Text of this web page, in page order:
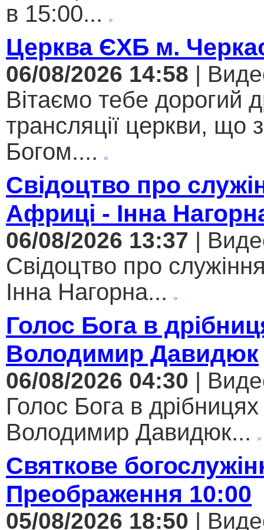
в 15:00...
Церква ЄХБ м.
06/08/2026 14:58 |
Вітаємо тебе дорогий
трансляції церкви, що
Богом....
Свідоцтво про
Африці - Інна
06/08/2026 13:37 |
Свідоцтво про
Інна Нагорна...
Голос Бога в
Володимир Давидюк
06/08/2026 04:30 |
Голос Бога в
Володимир Давидюк...
Святкове
Преображення 10:00
05/08/2026 18:50 |